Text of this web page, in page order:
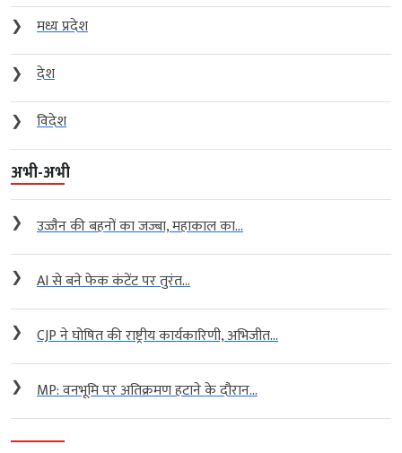
❯
मध्य प्रदेश
❯
देश
❯
विदेश
अभी-अभी
❯ उज्जैन की बहनों का जज्बा, महाकाल का...
❯ AI से बने फेक कंटेंट पर तुरंत...
❯ CJP ने घोषित की राष्ट्रीय कार्यकारिणी, अभिजीत...
❯ MP: वनभूमि पर अतिक्रमण हटाने के दौरान...